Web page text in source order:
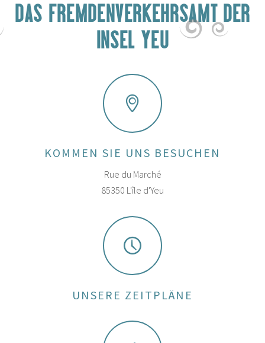
DAS FREMDENVERKEHRSAMT DER
INSEL YEU
KOMMEN SIE UNS BESUCHEN
Rue du Marché
85350 L'île d'Yeu
UNSERE ZEITPLÄNE